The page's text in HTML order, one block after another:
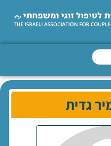
גדית